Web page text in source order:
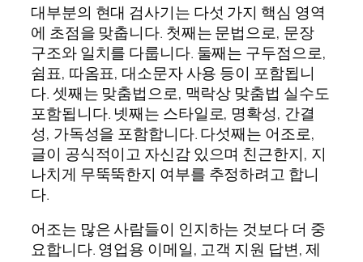
대부분의 현대 검사기는 다섯 가지 핵심 영역
에 초점을 맞춥니다. 첫째는 문법으로, 문장
구조와 일치를 다룹니다. 둘째는 구두점으로,
쉼표, 따옴표, 대소문자 사용 등이 포함됩니
다. 셋째는 맞춤법으로, 맥락상 맞춤법 실수도
포함됩니다. 넷째는 스타일로, 명확성, 간결
성, 가독성을 포함합니다. 다섯째는 어조로,
글이 공식적이고 자신감 있으며 친근한지, 지
나치게 무뚝뚝한지 여부를 추정하려고 합니
다.
어조는 많은 사람들이 인지하는 것보다 더 중
요합니다. 영업용 이메일, 고객 지원 답변, 제